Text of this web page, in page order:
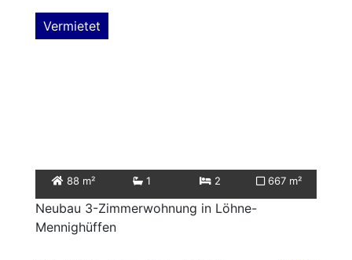
Vermietet
88 m² 1 2 667 m²
Neubau 3-Zimmerwohnung in Löhne-
Mennighüffen